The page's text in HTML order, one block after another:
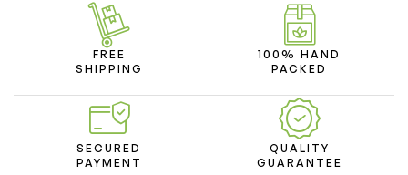
FREE
SHIPPING
100% HAND
PACKED
SECURED
PAYMENT
QUALITY
GUARANTEE